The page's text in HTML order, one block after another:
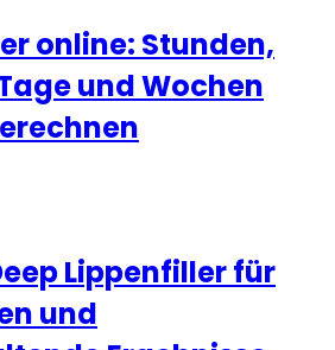
online: Stunden,
und Wochen
Lippenfiller für
und